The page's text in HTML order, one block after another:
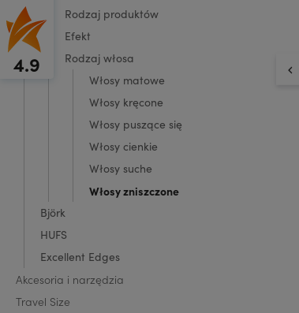
Rodzaj produktów
Efekt
Rodzaj włosa
Włosy matowe
Włosy kręcone
Włosy puszące się
Włosy cienkie
Włosy suche
Włosy zniszczone
Björk
HUFS
Excellent Edges
Akcesoria i narzędzia
Travel Size
4.9